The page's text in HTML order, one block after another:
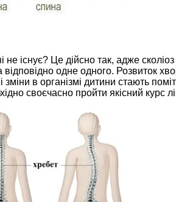
існує? Це дійсно так, адже
одне одного. Розвиток
зміни в організмі дитини стають
своєчасно пройти якісний курс